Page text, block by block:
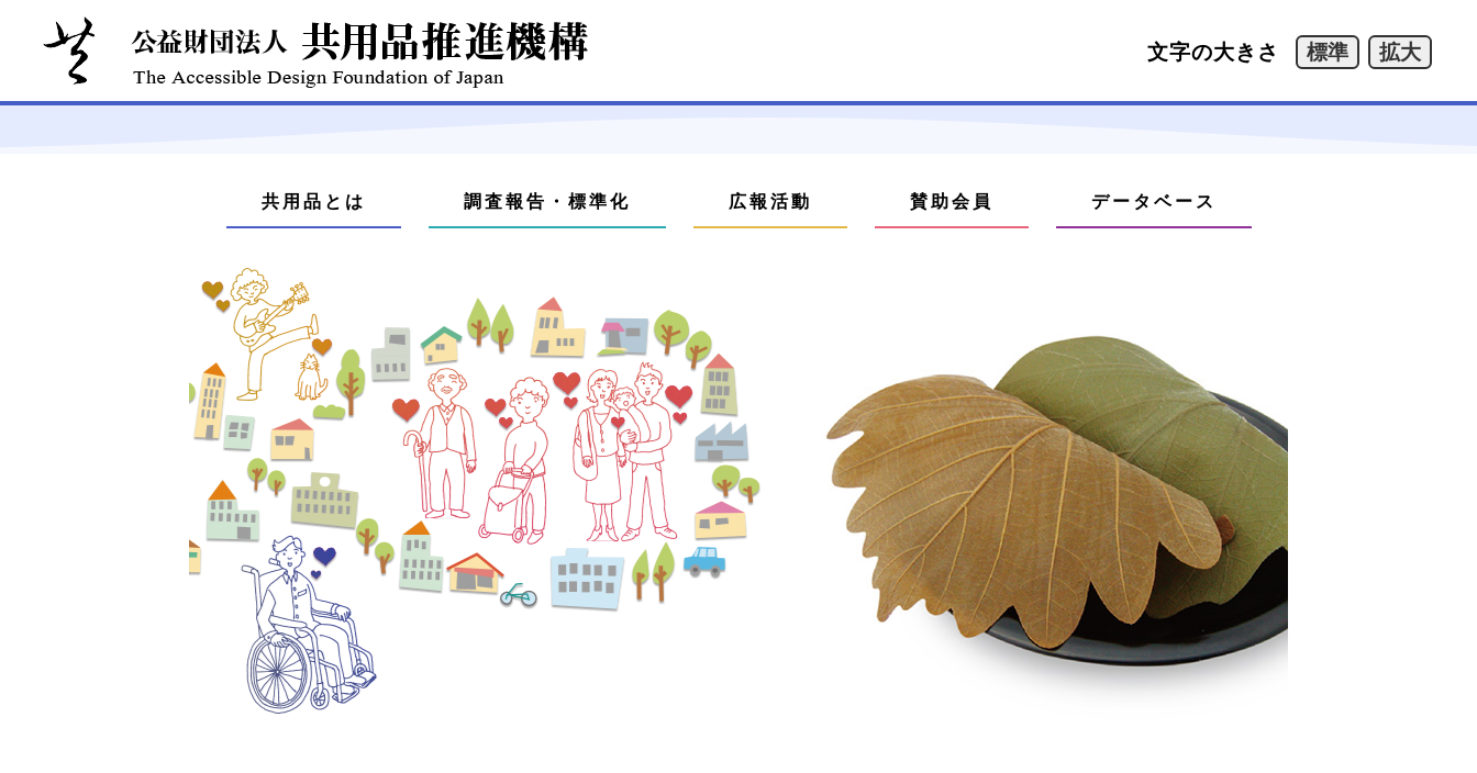
共用品とは 調査報告・標準化 広報活動 賛助会員 データベース
文字の大きさ